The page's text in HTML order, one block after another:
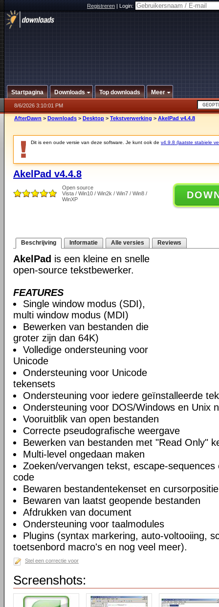
Registreren|Login:
Startpagina Downloads Top downloads Meer
8/6/2026 3:10:01 PM
AfterDawn > Downloads > Desktop > Tekstverwerking > AkelPad v4.4.8
Dit is een oude versie van deze software. Je kunt ook de v4.9.8 (laatste stabiele
AkelPad v4.4.8
Open source
Vista / Win10 / Win2k / Win7 / Win8 /
WinXP
Beschrijving Informatie Alle versies Reviews
AkelPad is een kleine en snelle
open-source tekstbewerker.
FEATURES
Single window modus (SDI),
multi window modus (MDI)
Bewerken van bestanden die
groter zijn dan 64K)
Volledige ondersteuning voor
Unicode
Ondersteuning voor Unicode
tekensets
Ondersteuning voor iedere geïnstalleerde
Ondersteuning voor DOS/Windows en Unix
Vooruitblik van open bestanden
Correcte pseudografische weergave
Bewerken van bestanden met "Read Only"
Multi-level ongedaan maken
Zoeken/vervangen tekst, escape-sequences
code
Bewaren bestandentekenset en cursorpositie
Bewaren van laatst geopende bestanden
Afdrukken van document
Ondersteuning voor taalmodules
Plugins (syntax markering, auto-voltooiing,
toetsenbord macro's en nog veel meer).
Stel een correctie voor
Screenshots: